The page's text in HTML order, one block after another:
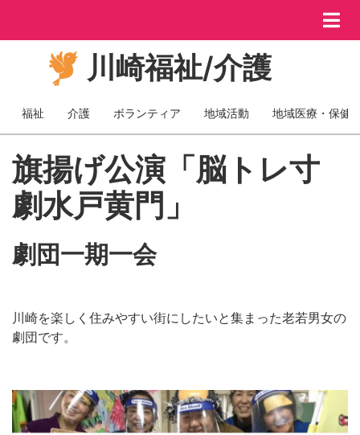
に
移
川崎福祉/介護
Post
カ
テ
ゴ
リ
ー
福祉 介護 ボランティア 地域活動 地域医療・保健
はじめてのスマホ寺子
屋講座
はじめてのスマホ寺
子屋講座
どなたでも 何回でも 無
料！
はじめての方向けです！ スマホを持っ
はじめてのスマホ寺子
屋講座
はじめてのスマホ寺
子屋講座
どなたでも 何回でも 無
料！
はじめての方向けです！ スマホを持っ
セミナー：障がいのな
い社会の実現に向けて
オンラインセミナー
若年性パーキンソン病患者は、日々様々な社や会的困難を
抱えて暮らしています。
を借りながら症状や生活上の苦労・困りごとを研究するこ
とです。
ひな祭り寸劇を上演
劇団一期一会
前列左からお内裏様（さーや）、お雛様（ミチコ・デラッ
若年性パーキンソン病
患者の為の「きぼうの
会」
の会」
日中の居場所を募集
高次脳機能障害者の居場所募
集中
当事者には自覚がないことが多く、周囲の理解も進まない
ために、生きづらさを抱える方が多いです。
一緒の時間をすごすことが有効と言われていますが、
旗揚げ公演「脳トレ寸
劇水戸黄門」
劇団一期一会
川崎を楽しく住みやすい街にしたいと集まった老若男女の
劇団です。
旗揚げ公演「脳トレ寸
劇水戸黄門」
劇団一期一会
川崎を楽しく住みやすい街にしたいと集まった老若男女の
劇団です。